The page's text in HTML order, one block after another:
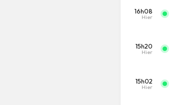
16h08
Hier
15h20
Hier
15h02
Hier